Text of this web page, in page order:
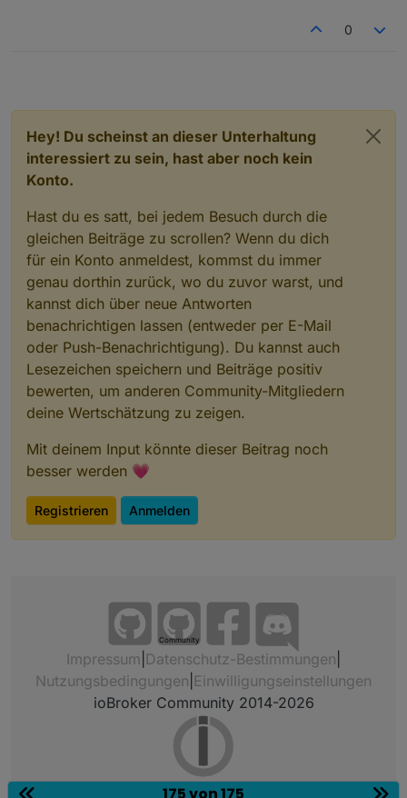
0
Hey! Du scheinst an dieser Unterhaltung
interessiert zu sein, hast aber noch kein
Konto.
Hast du es satt, bei jedem Besuch durch die
gleichen Beiträge zu scrollen? Wenn du dich
für ein Konto anmeldest, kommst du immer
genau dorthin zurück, wo du zuvor warst, und
kannst dich über neue Antworten
benachrichtigen lassen (entweder per E-Mail
oder Push-Benachrichtigung). Du kannst auch
Lesezeichen speichern und Beiträge positiv
bewerten, um anderen Community-Mitgliedern
deine Wertschätzung zu zeigen.
Mit deinem Input könnte dieser Beitrag noch
besser werden 💗
Registrieren Anmelden
Community
Impressum Datenschutz-Bestimmungen
Nutzungsbedingungen Einwilligungseinstellungen
ioBroker Community 2014-2026